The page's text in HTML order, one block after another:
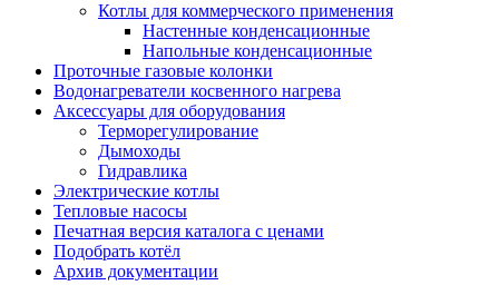
Котлы для коммерческого применения
Настенные конденсационные
Напольные конденсационные
Проточные газовые колонки
Водонагреватели косвенного нагрева
Аксессуары для оборудования
Терморегулирование
Дымоходы
Гидравлика
Электрические котлы
Тепловые насосы
Печатная версия каталога с ценами
Подобрать котёл
Архив документации